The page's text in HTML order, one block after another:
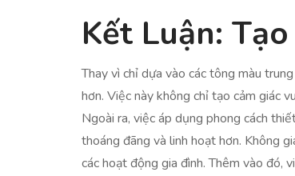
Kết Luận:
Thay vì chỉ dựa vào các tông màu
hơn. Việc này không chỉ tạo cảm giác
Ngoài ra, việc áp dụng phong cách
thoáng đãng và linh hoạt hơn. Không
các hoạt động gia đình. Thêm vào